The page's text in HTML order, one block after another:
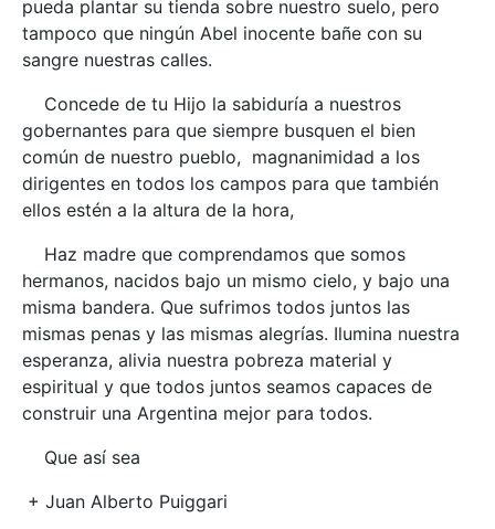
pueda plantar su tienda sobre nuestro suelo, pero
tampoco que ningún Abel inocente bañe con su
sangre nuestras calles.
Concede de tu Hijo la sabiduría a nuestros
gobernantes para que siempre busquen el bien
común de nuestro pueblo, magnanimidad a los
dirigentes en todos los campos para que también
ellos estén a la altura de la hora,
Haz madre que comprendamos que somos
hermanos, nacidos bajo un mismo cielo, y bajo una
misma bandera. Que sufrimos todos juntos las
mismas penas y las mismas alegrías. Ilumina nuestra
esperanza, alivia nuestra pobreza material y
espiritual y que todos juntos seamos capaces de
construir una Argentina mejor para todos.
Que así sea
+ Juan Alberto Puiggari